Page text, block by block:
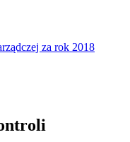
za rok 2018